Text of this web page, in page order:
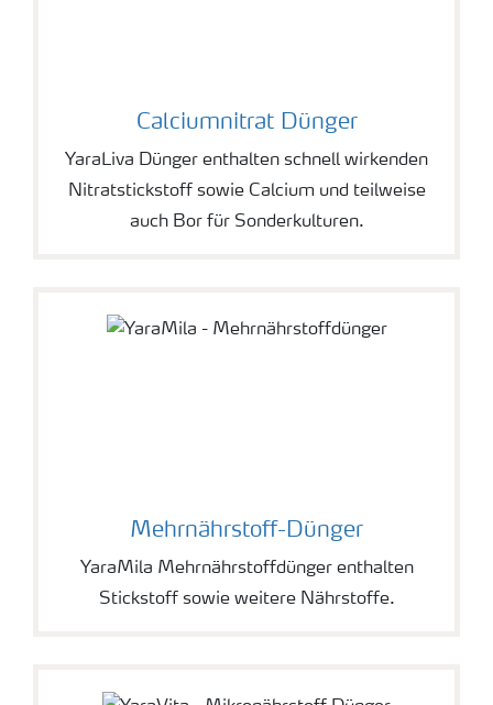
Calciumnitrat Dünger
YaraLiva Dünger enthalten schnell wirkenden
Nitratstickstoff sowie Calcium und teilweise
auch Bor für Sonderkulturen.
Mehrnährstoff-Dünger
YaraMila Mehrnährstoffdünger enthalten
Stickstoff sowie weitere Nährstoffe.